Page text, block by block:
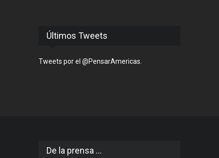
Últimos Tweets
Tweets por el @PensarAmericas.
De la prensa ...